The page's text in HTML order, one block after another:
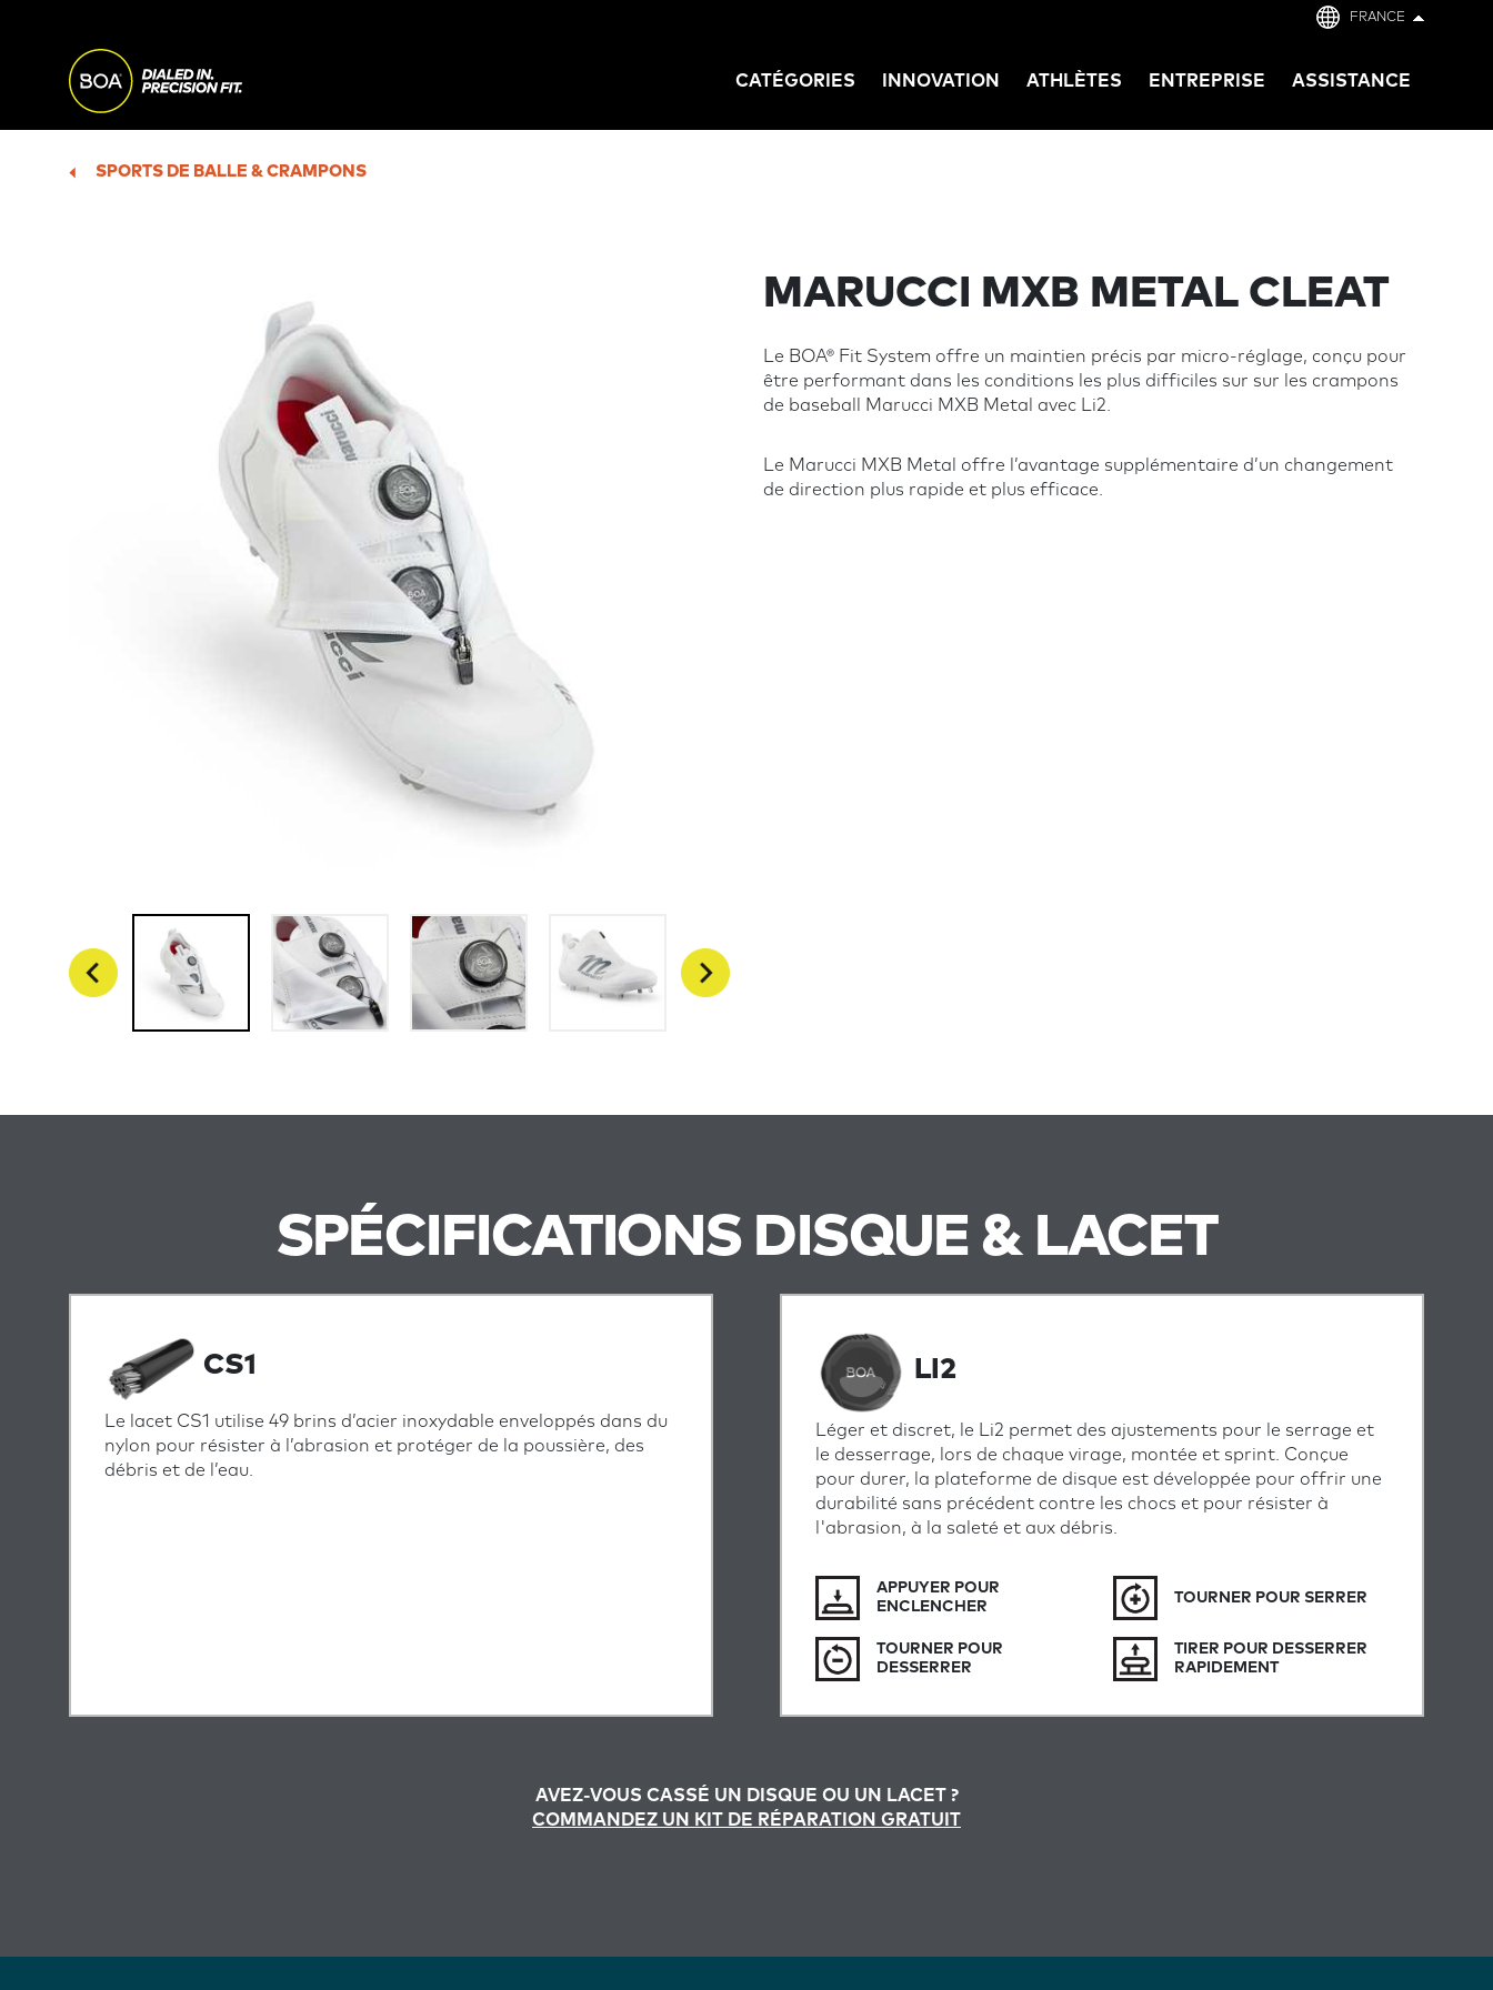
FRANCE
NAVIGATION
CATÉGORIES INNOVATION ATHLÈTES ENTREPRISE ASSISTANCE
Begin main content
SPORTS DE BALLE & CRAMPONS
MARUCCI MXB METAL CLEAT
Le BOA® Fit System offre un maintien précis par micro-réglage, conçu pour
être performant dans les conditions les plus difficiles sur sur les crampons
de baseball Marucci MXB Metal avec Li2.
Le Marucci MXB Metal offre l’avantage supplémentaire d’un changement
de direction plus rapide et plus efficace.
SPÉCIFICATIONS DISQUE & LACET
CS1
Le lacet CS1 utilise 49 brins d’acier inoxydable enveloppés dans du
nylon pour résister à l’abrasion et protéger de la poussière, des
débris et de l’eau.
LI2
Léger et discret, le Li2 permet des ajustements pour le serrage et
le desserrage, lors de chaque virage, montée et sprint. Conçue
pour durer, la plateforme de disque est développée pour offrir une
durabilité sans précédent contre les chocs et pour résister à
l'abrasion, à la saleté et aux débris.
APPUYER POUR
ENCLENCHER
TOURNER POUR SERRER
TOURNER POUR
DESSERRER
TIRER POUR DESSERRER
RAPIDEMENT
AVEZ-VOUS CASSÉ UN DISQUE OU UN LACET ?
COMMANDEZ UN KIT DE RÉPARATION GRATUIT